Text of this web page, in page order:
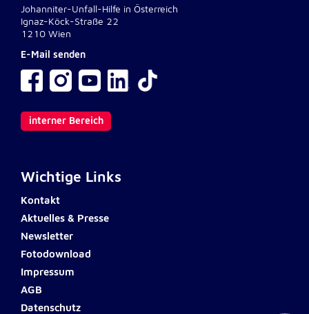
Johanniter-Unfall-Hilfe in Österreich
Ignaz-Köck-Straße 22
1210 Wien
E-Mail senden
interner Bereich
Wichtige Links
Kontakt
Aktuelles & Presse
Newsletter
Fotodownload
Impressum
AGB
Datenschutz
Um Inhalte von Videoplattformen und
Kartendiensten anzeigen zu können, werden von
diesen externen Diensten Cookies gesetzt.
YouTube
Einbinden und Anzeigen von Videos
Name: